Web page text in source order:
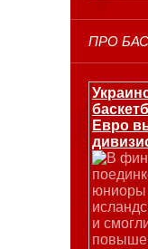
ПРО
Евро
В
юниоры
и